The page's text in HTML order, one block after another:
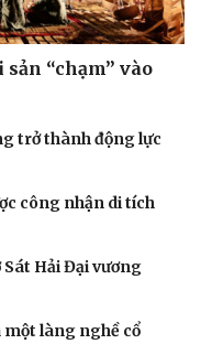
chuyện thời sự
truyện đêm khuya
sổ tình yêu
chuyện cho bé
“chạm” vào
trở thành động lực
công nhận di tích
Hải Đại vương
làng nghề cổ